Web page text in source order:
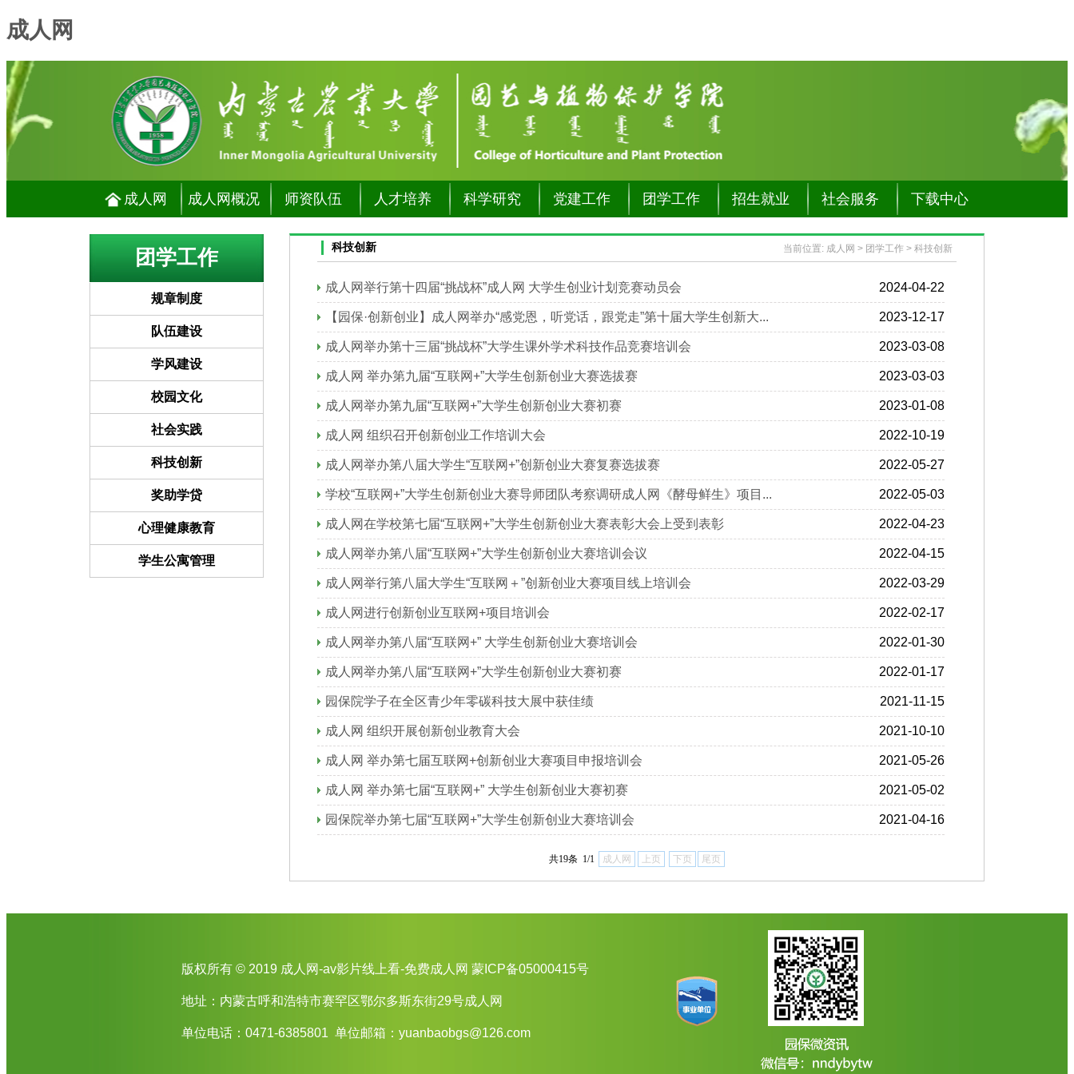
成人网
成人网 成人网概况 师资队伍 人才培养 科学研究 党建工作 团学工作 招生就业 社会服务 下载中心
团学工作
规章制度
队伍建设
学风建设
校园文化
社会实践
科技创新
奖助学贷
心理健康教育
学生公寓管理
科技创新 当前位置: 成人网 > 团学工作 > 科技创新
成人网举行第十四届“挑战杯”成人网 大学生创业计划竞赛动员会 2024-04-22
【园保·创新创业】成人网举办“感党恩，听党话，跟党走”第十届大学生创新大... 2023-12-17
成人网举办第十三届“挑战杯”大学生课外学术科技作品竞赛培训会 2023-03-08
成人网 举办第九届“互联网+”大学生创新创业大赛选拔赛 2023-03-03
成人网举办第九届“互联网+”大学生创新创业大赛初赛 2023-01-08
成人网 组织召开创新创业工作培训大会 2022-10-19
成人网举办第八届大学生“互联网+”创新创业大赛复赛选拔赛 2022-05-27
学校“互联网+”大学生创新创业大赛导师团队考察调研成人网《酵母鲜生》项目... 2022-05-03
成人网在学校第七届“互联网+”大学生创新创业大赛表彰大会上受到表彰 2022-04-23
成人网举办第八届“互联网+”大学生创新创业大赛培训会议 2022-04-15
成人网举行第八届大学生“互联网＋”创新创业大赛项目线上培训会 2022-03-29
成人网进行创新创业互联网+项目培训会 2022-02-17
成人网举办第八届“互联网+” 大学生创新创业大赛培训会 2022-01-30
成人网举办第八届“互联网+”大学生创新创业大赛初赛 2022-01-17
园保院学子在全区青少年零碳科技大展中获佳绩 2021-11-15
成人网 组织开展创新创业教育大会 2021-10-10
成人网 举办第七届互联网+创新创业大赛项目申报培训会 2021-05-26
成人网 举办第七届“互联网+” 大学生创新创业大赛初赛 2021-05-02
园保院举办第七届“互联网+”大学生创新创业大赛培训会 2021-04-16
共19条 1/1 成人网 上页 下页 尾页
版权所有 © 2019 成人网-av影片线上看-免费成人网 蒙ICP备05000415号
地址：内蒙古呼和浩特市赛罕区鄂尔多斯东街29号成人网
单位电话：0471-6385801 单位邮箱： yuanbaobgs@126.com